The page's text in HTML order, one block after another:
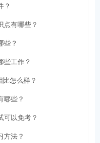
？
点有哪些？
些？
些工作？
比怎么样？
哪些？
可以免考？
方法？